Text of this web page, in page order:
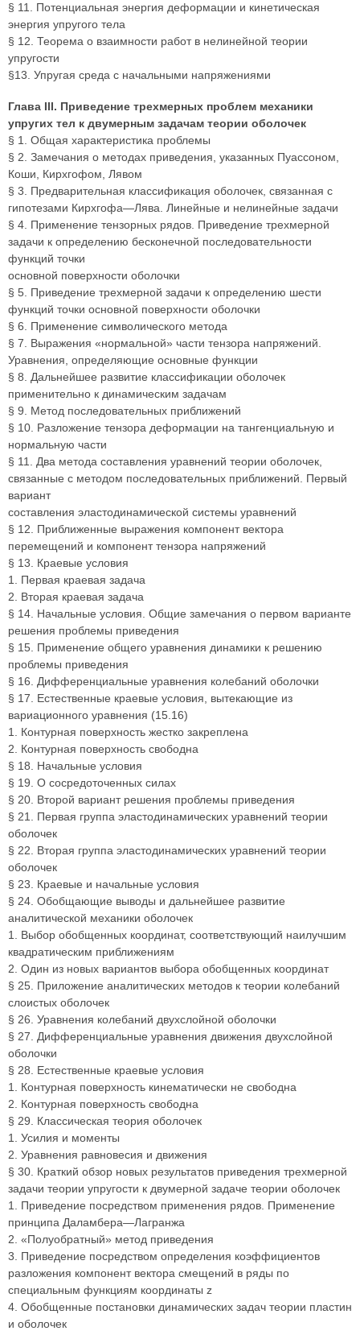
§ 11. Потенциальная энергия деформации и кинетическая
энергия упругого тела
§ 12. Теорема о взаимности работ в нелинейной теории
упругости
§13. Упругая среда с начальными напряжениями
Глава III. Приведение трехмерных проблем механики
упругих тел к двумерным задачам теории оболочек
§ 1. Общая характеристика проблемы
§ 2. Замечания о методах приведения, указанных Пуассоном,
Коши, Кирхгофом, Лявом
§ 3. Предварительная классификация оболочек, связанная с
гипотезами Кирхгофа—Лява. Линейные и нелинейные задачи
§ 4. Применение тензорных рядов. Приведение трехмерной
задачи к определению бесконечной последовательности
функций точки
основной поверхности оболочки
§ 5. Приведение трехмерной задачи к определению шести
функций точки основной поверхности оболочки
§ 6. Применение символического метода
§ 7. Выражения «нормальной» части тензора напряжений.
Уравнения, определяющие основные функции
§ 8. Дальнейшее развитие классификации оболочек
применительно к динамическим задачам
§ 9. Метод последовательных приближений
§ 10. Разложение тензора деформации на тангенциальную и
нормальную части
§ 11. Два метода составления уравнений теории оболочек,
связанные с методом последовательных приближений. Первый
вариант
составления эластодинамической системы уравнений
§ 12. Приближенные выражения компонент вектора
перемещений и компонент тензора напряжений
§ 13. Краевые условия
1. Первая краевая задача
2. Вторая краевая задача
§ 14. Начальные условия. Общие замечания о первом варианте
решения проблемы приведения
§ 15. Применение общего уравнения динамики к решению
проблемы приведения
§ 16. Дифференциальные уравнения колебаний оболочки
§ 17. Естественные краевые условия, вытекающие из
вариационного уравнения (15.16)
1. Контурная поверхность жестко закреплена
2. Контурная поверхность свободна
§ 18. Начальные условия
§ 19. О сосредоточенных силах
§ 20. Второй вариант решения проблемы приведения
§ 21. Первая группа эластодинамических уравнений теории
оболочек
§ 22. Вторая группа эластодинамических уравнений теории
оболочек
§ 23. Краевые и начальные условия
§ 24. Обобщающие выводы и дальнейшее развитие
аналитической механики оболочек
1. Выбор обобщенных координат, соответствующий наилучшим
квадратическим приближениям
2. Один из новых вариантов выбора обобщенных координат
§ 25. Приложение аналитических методов к теории колебаний
слоистых оболочек
§ 26. Уравнения колебаний двухслойной оболочки
§ 27. Дифференциальные уравнения движения двухслойной
оболочки
§ 28. Естественные краевые условия
1. Контурная поверхность кинематически не свободна
2. Контурная поверхность свободна
§ 29. Классическая теория оболочек
1. Усилия и моменты
2. Уравнения равновесия и движения
§ 30. Краткий обзор новых результатов приведения трехмерной
задачи теории упругости к двумерной задаче теории оболочек
1. Приведение посредством применения рядов. Применение
принципа Даламбера—Лагранжа
2. «Полуобратный» метод приведения
3. Приведение посредством определения коэффициентов
разложения компонент вектора смещений в ряды по
специальным функциям координаты z
4. Обобщенные постановки динамических задач теории пластин
и оболочек